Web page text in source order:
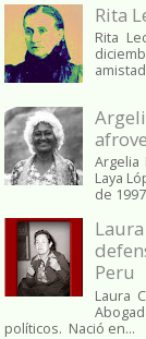
Rita
Rita
Laya
de
Peru
Laura
políticos. Nació en...